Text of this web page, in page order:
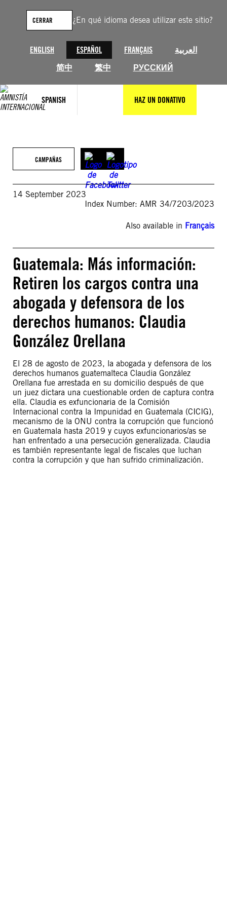
¿En qué idioma desea utilizar este sitio?
ENGLISH ESPAÑOL FRANÇAIS
العربية
简中
繁中 РУССКИЙ
CERRAR
SPANISH HAZ UN DONATIVO
contenido
CAMPAÑAS
14 September 2023
Index Number: AMR 34/7203/2023
Also available in Français
Guatemala: Más información:
Retiren los cargos contra una
abogada y defensora de los
derechos humanos: Claudia
González Orellana
El 28 de agosto de 2023, la abogada y defensora de los
derechos humanos guatemalteca Claudia González
Orellana fue arrestada en su domicilio después de que
un juez dictara una cuestionable orden de captura contra
ella. Claudia es exfuncionaria de la Comisión
Internacional contra la Impunidad en Guatemala (CICIG),
mecanismo de la ONU contra la corrupción que funcionó
en Guatemala hasta 2019 y cuyos exfuncionarios/as se
han enfrentado a una persecución generalizada. Claudia
es también representante legal de fiscales que luchan
contra la corrupción y que han sufrido criminalización.